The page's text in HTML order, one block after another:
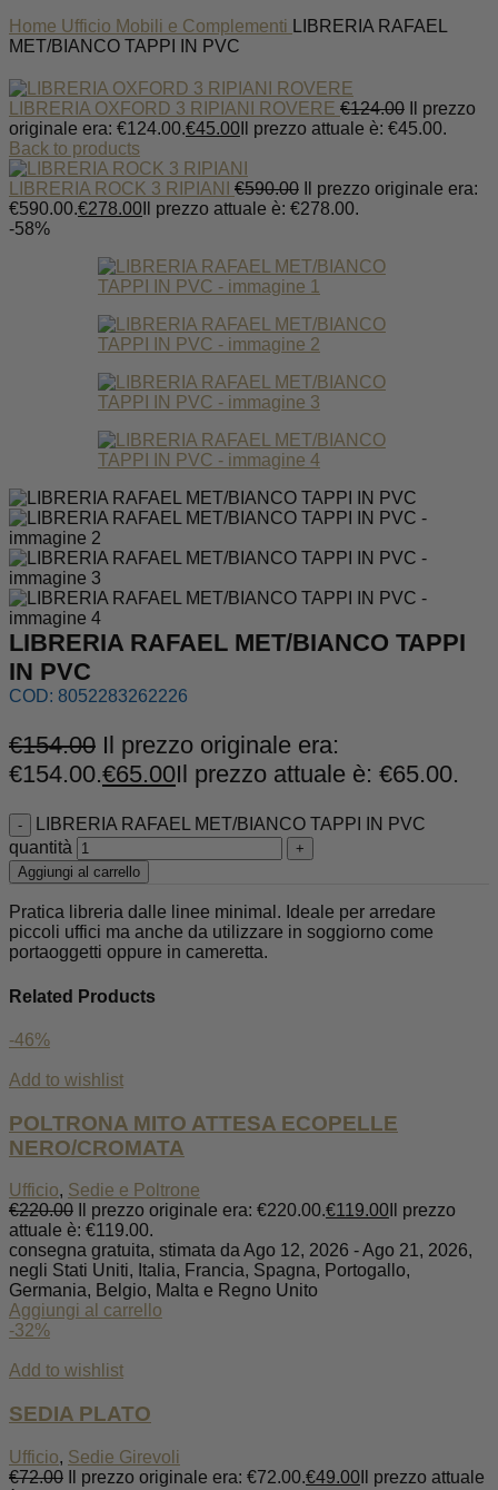
Home Ufficio Mobili e Complementi LIBRERIA RAFAEL
MET/BIANCO TAPPI IN PVC
LIBRERIA OXFORD 3 RIPIANI ROVERE €124.00
Il prezzo
originale era: €124.00.€45.00 Il prezzo attuale è: €45.00.
Back to products
LIBRERIA ROCK 3 RIPIANI €590.00
Il prezzo originale era:
€590.00.€278.00 Il prezzo attuale è: €278.00.
-58%
LIBRERIA RAFAEL MET/BIANCO TAPPI
IN PVC
COD: 8052283262226
€154.00 Il prezzo originale era:
€154.00.€65.00Il prezzo attuale è: €65.00.
LIBRERIA RAFAEL MET/BIANCO TAPPI IN PVC
quantità
Aggiungi al carrello
Pratica libreria dalle linee minimal. Ideale per arredare
piccoli uffici ma anche da utilizzare in soggiorno come
portaoggetti oppure in cameretta.
Related Products
-46%
Add to wishlist
POLTRONA MITO ATTESA ECOPELLE
NERO/CROMATA
Ufficio, Sedie e Poltrone
€220.00 Il prezzo originale era: €220.00.€119.00 Il prezzo
attuale è: €119.00.
consegna gratuita, stimata da Ago 12, 2026 - Ago 21, 2026,
negli Stati Uniti, Italia, Francia, Spagna, Portogallo,
Germania, Belgio, Malta e Regno Unito
Aggiungi al carrello
-32%
Add to wishlist
SEDIA PLATO
Ufficio, Sedie Girevoli
€72.00 Il prezzo originale era: €72.00.€49.00 Il prezzo attuale